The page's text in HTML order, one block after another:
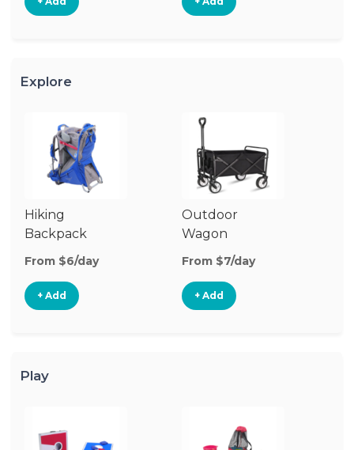
Explore
Hiking
Backpack
Carrier
From $6/day
+ Add
Outdoor
Wagon
From $7/day
+ Add
Play